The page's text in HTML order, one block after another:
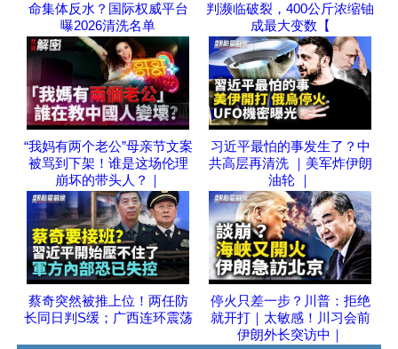
命集体反水？国际权威平台
曝2026清洗名单
判濒临破裂，400公斤浓缩铀
成最大变数【
“我妈有两个老公”母亲节文案
被骂到下架！谁是这场伦理
崩坏的带头人？｜
习近平最怕的事发生了？中
共高层再清洗 ｜美军炸伊朗
油轮 ｜
蔡奇突然被推上位！两任防
长同日判S缓；广西连环震荡
停火只差一步？川普：拒绝
就开打｜太敏感！川习会前
伊朗外长突访中｜